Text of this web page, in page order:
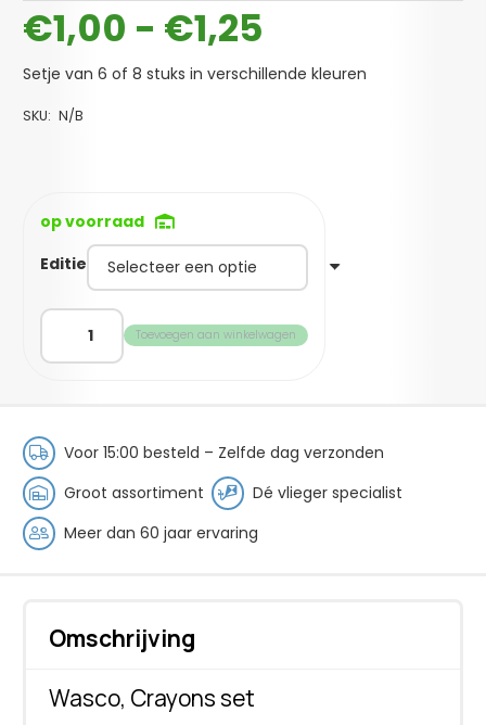
€1,00 - €1,25
tot
Setje van 6 of 8 stuks in verschillende kleuren
SKU: N/B
op voorraad
Editie
Wasco
Crayons
Toevoegen aan winkelwagen
Voor 15:00 besteld – Zelfde dag verzonden
Groot assortiment
Dé vlieger specialist
Meer dan 60 jaar ervaring
Omschrijving
Wasco, Crayons set